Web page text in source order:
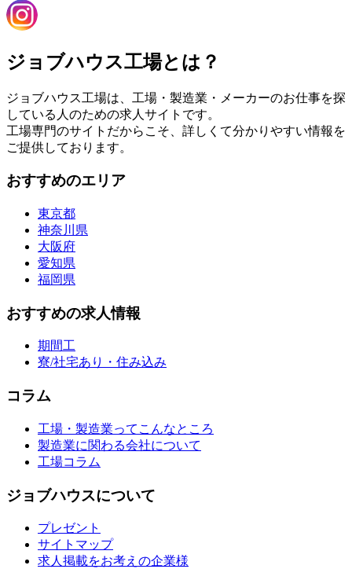
ジョブハウス工場とは？
ジョブハウス工場は、工場・製造業・メーカーのお仕事を探
している人のための求人サイトです。
工場専門のサイトだからこそ、詳しくて分かりやすい情報を
ご提供しております。
おすすめのエリア
東京都
神奈川県
大阪府
愛知県
福岡県
おすすめの求人情報
期間工
寮/社宅あり・住み込み
コラム
工場・製造業ってこんなところ
製造業に関わる会社について
工場コラム
ジョブハウスについて
プレゼント
サイトマップ
求人掲載をお考えの企業様